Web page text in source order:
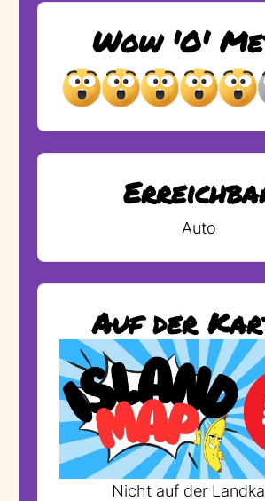
Wow 'O'
Auto
Auf der
Nicht auf der